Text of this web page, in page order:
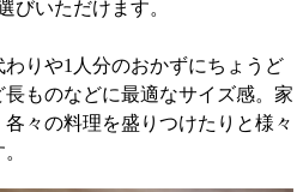
びいただけます。
りや1人分のおかずにちょうど
ものなどに最適なサイズ感。家
々の料理を盛りつけたりと様々